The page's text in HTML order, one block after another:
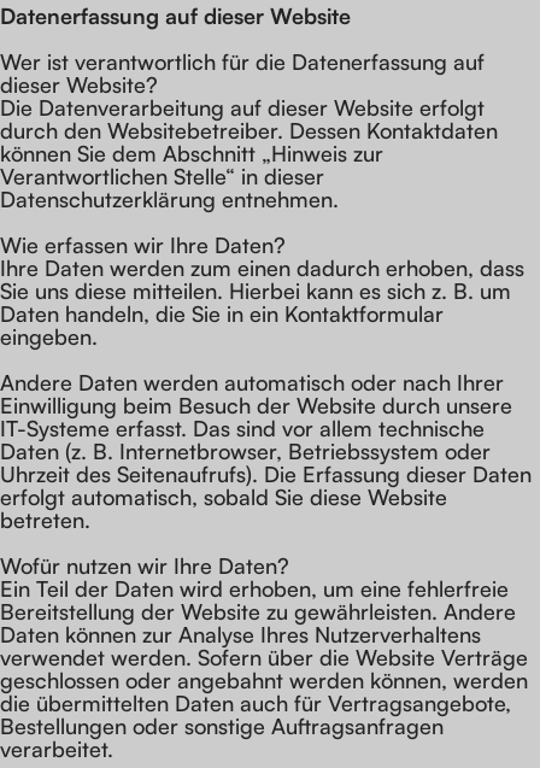
Datenerfassung auf dieser Website
Wer ist verantwortlich für die Datenerfassung auf
dieser Website?
Die Datenverarbeitung auf dieser Website erfolgt
durch den Websitebetreiber. Dessen Kontaktdaten
können Sie dem Abschnitt „Hinweis zur
Verantwortlichen Stelle“ in dieser
Datenschutzerklärung entnehmen.
Wie erfassen wir Ihre Daten?
Ihre Daten werden zum einen dadurch erhoben, dass
Sie uns diese mitteilen. Hierbei kann es sich z. B. um
Daten handeln, die Sie in ein Kontaktformular
eingeben.
Andere Daten werden automatisch oder nach Ihrer
Einwilligung beim Besuch der Website durch unsere
IT-Systeme erfasst. Das sind vor allem technische
Daten (z. B. Internetbrowser, Betriebssystem oder
Uhrzeit des Seitenaufrufs). Die Erfassung dieser Daten
erfolgt automatisch, sobald Sie diese Website
betreten.
Wofür nutzen wir Ihre Daten?
Ein Teil der Daten wird erhoben, um eine fehlerfreie
Bereitstellung der Website zu gewährleisten. Andere
Daten können zur Analyse Ihres Nutzerverhaltens
verwendet werden. Sofern über die Website Verträge
geschlossen oder angebahnt werden können, werden
die übermittelten Daten auch für Vertragsangebote,
Bestellungen oder sonstige Auftragsanfragen
verarbeitet.